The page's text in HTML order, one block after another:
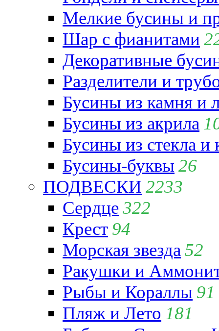
Мелкие бусины и
Шар с фианитами
Декоративные
Разделители и
Бусины из камня и
Бусины из акрила
Бусины из стекла и
Бусины-буквы 26
ПОДВЕСКИ 2233
Сердце322
Крест 94
Морская звезда 52
Ракушки и
Рыбы и Кораллы 91
Пляж и Лето 181